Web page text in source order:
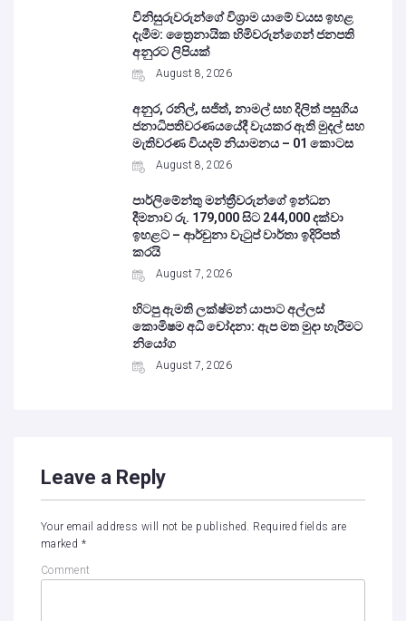
විනිසුරුවරුන්ගේ විශ්‍රාම යාමේ වයස ඉහළ
දැමීම: ත්‍රෛනායික හිමිවරුන්ගෙන් ජනපති
අනුරට ලිපියක්
August 8, 2026
අනුර, රනිල්, සජිත්, නාමල් සහ දිලිත් පසුගිය
ජනාධිපතිවරණයයේදී වැයකර ඇති මුදල් සහ
මැතිවරණ වියදම් නියාමනය – 01 කොටස
August 8, 2026
පාර්ලිමේන්තු මන්ත්‍රීවරුන්ගේ ඉන්ධන
දීමනාව රු. 179,000 සිට 244,000 දක්වා
ඉහළට – ආර්චුනා වැටුප් වාර්තා ඉදිරිපත්
කරයි
August 7, 2026
හිටපු ඇමති ලක්ෂ්මන් යාපාට අල්ලස්
කොමිෂම අධි චෝදනා: ඇප මත මුදා හැරීමට
නියෝග
August 7, 2026
Leave a Reply
Your email address will not be published. Required fields are
marked *
Comment